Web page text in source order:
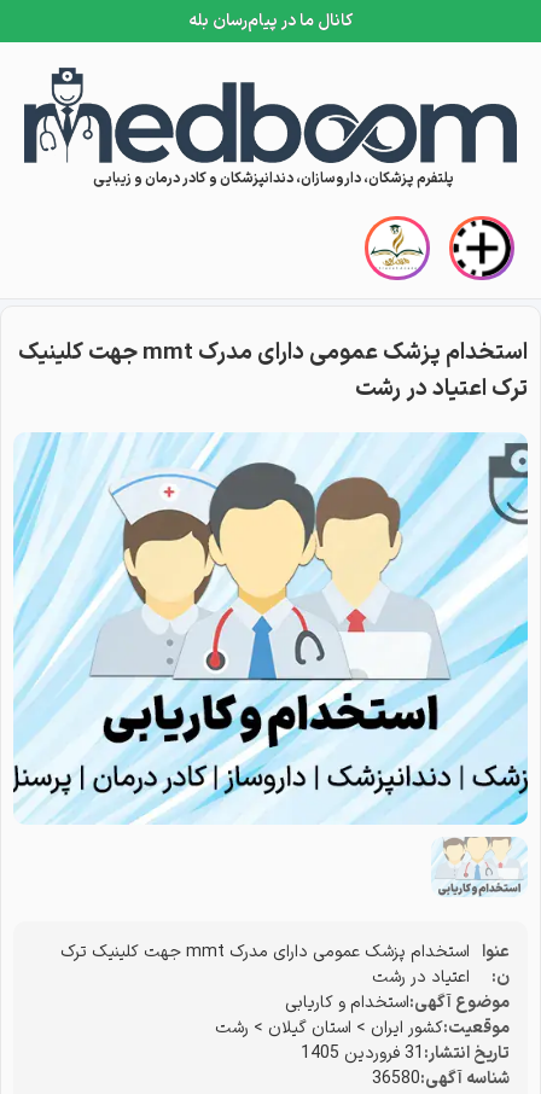
کانال ما در پیام‌رسان بله
Skip to content
پلتفرم پزشکان، داروسازان، دندانپزشکان و کادر درمان و زیبایی
استخدام پزشک عمومی دارای مدرک mmt جهت کلینیک
ترک اعتیاد در رشت
عنوا
ن:
استخدام پزشک عمومی دارای مدرک mmt جهت کلینیک ترک
اعتیاد در رشت
موضوع آگهی:استخدام و کاریابی
موقعیت:کشور ایران > استان گیلان > رشت
تاریخ انتشار:31 فروردین 1405
شناسه آگهی:36580